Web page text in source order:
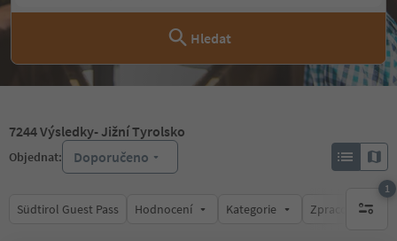
Hledat
7244Výsledky- Jižní Tyrolsko
Objednat: Doporučeno
Südtirol Guest Pass Hodnocení Kategorie Zpracovává
1
1